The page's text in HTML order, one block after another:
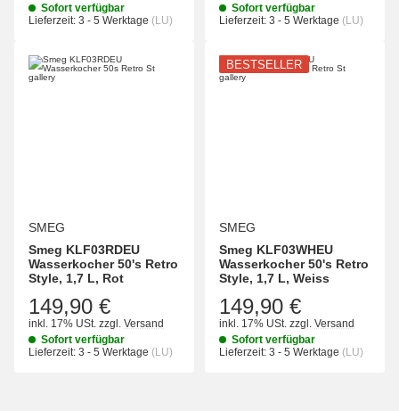
Sofort verfügbar
Lieferzeit: 3 - 5 Werktage (LU)
Sofort verfügbar
Lieferzeit: 3 - 5 Werktage (LU)
SMEG
Smeg KLF03RDEU
Wasserkocher 50's Retro
Style, 1,7 L, Rot
149,90 €
inkl. 17% USt. zzgl. Versand
Sofort verfügbar
Lieferzeit: 3 - 5 Werktage (LU)
BESTSELLER
SMEG
Smeg KLF03WHEU
Wasserkocher 50's Retro
Style, 1,7 L, Weiss
149,90 €
inkl. 17% USt. zzgl. Versand
Sofort verfügbar
Lieferzeit: 3 - 5 Werktage (LU)